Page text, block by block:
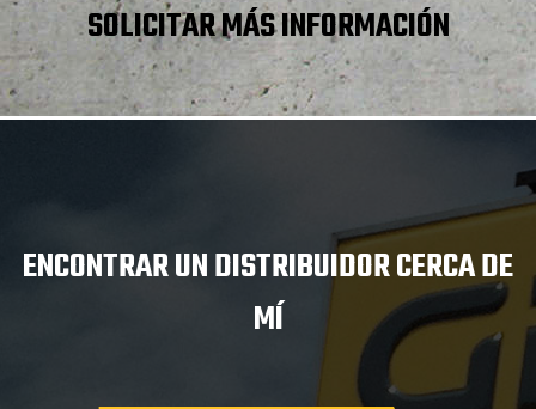
SOLICITAR MÁS INFORMACIÓN
ENCONTRAR UN DISTRIBUIDOR CERCA DE
MÍ